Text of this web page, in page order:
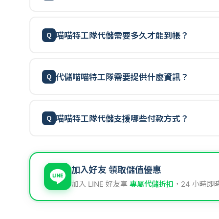
喵喵特工隊代儲需要多久才能到帳？
代儲喵喵特工隊需要提供什麼資訊？
喵喵特工隊代儲支援哪些付款方式？
加入好友 領取儲值優惠
加入 LINE 好友享 專屬代儲折扣 ，24 小時即